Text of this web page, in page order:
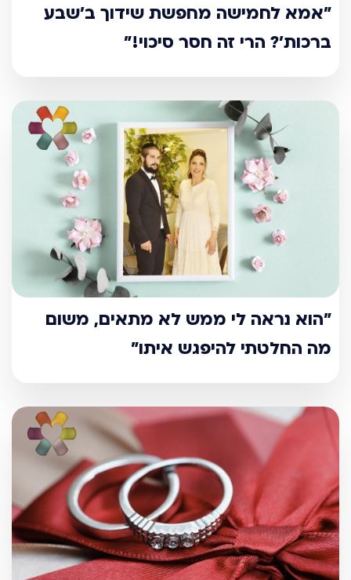
"אמא לחמישה מחפשת שידוך ב’שבע
ברכות’? הרי זה חסר סיכוי!"
"הוא נראה לי ממש לא מתאים, משום
מה החלטתי להיפגש איתו"